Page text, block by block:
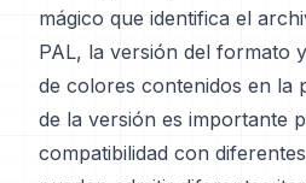
mágico que identifica el
PAL, la versión del formato
de colores contenidos en la
de la versión es importante
compatibilidad con